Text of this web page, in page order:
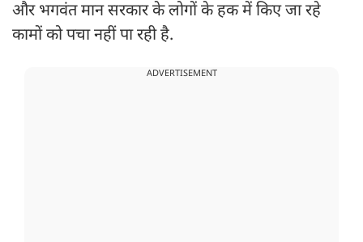
और भगवंत मान सरकार के लोगों के हक में किए जा रहे
कामों को पचा नहीं पा रही है.
ADVERTISEMENT